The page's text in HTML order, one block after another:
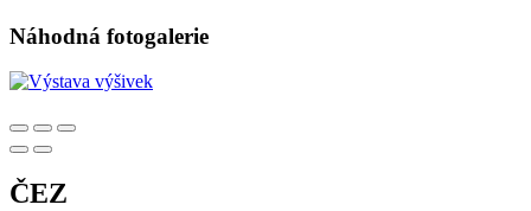
Náhodná fotogalerie
ČEZ